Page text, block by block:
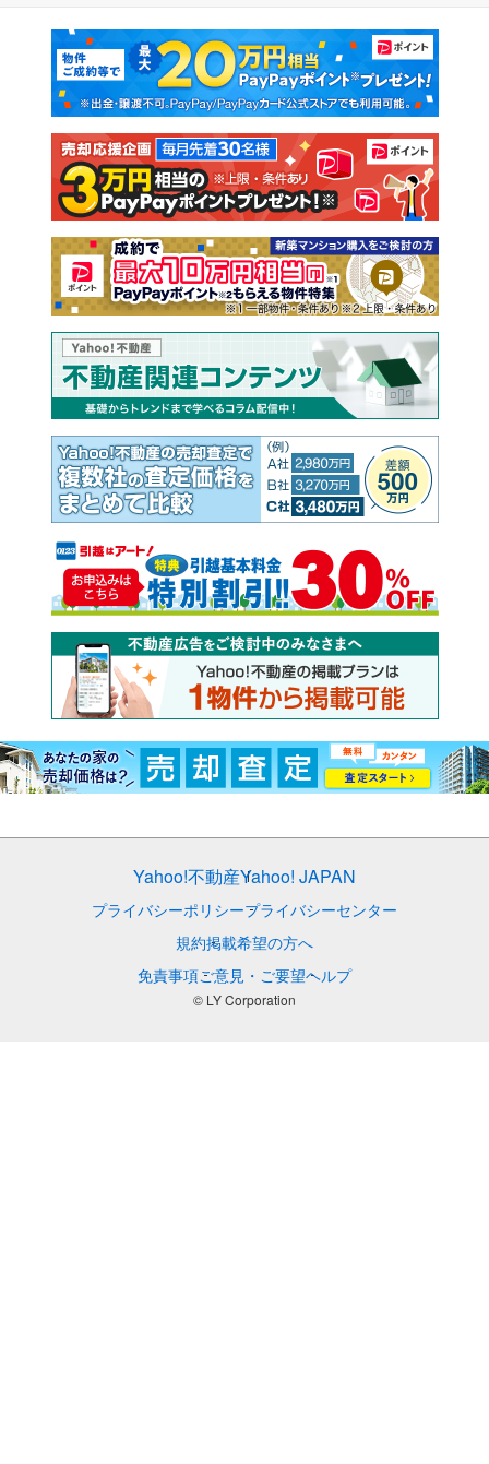
新築マンション 中古マンション
新築一戸建て 中古一戸建て
注文住宅 土地
売却査定
マンションカタログ 教えて！住まいの先生
Yahoo!不動産Yahoo! JAPAN
プライバシーポリシープライバシーセンター
規約掲載希望の方へ
免責事項ご意見・ご要望ヘルプ
© LY Corporation